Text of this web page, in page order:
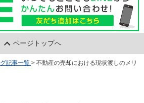
ページトップへ
記事一覧 > 不動産の売却における現状渡しのメリ